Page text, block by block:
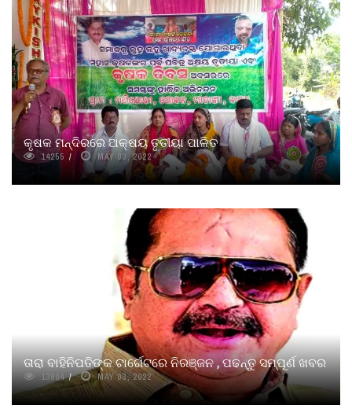
କୃଷକ ମନ୍ଦିରରେ ଅକ୍ଷୟ ତୃତୀୟା ପାଳିତ
14255 MAY 03, 2022
ତାରା ବାହିନିପତିଙ୍କ ଟାର୍ଗେଟରେ ନିରଞ୍ଜନ , ପଢନ୍ତୁ ସମ୍ପୂର୍ଣ ଖବର
13804 MAY 03, 2022